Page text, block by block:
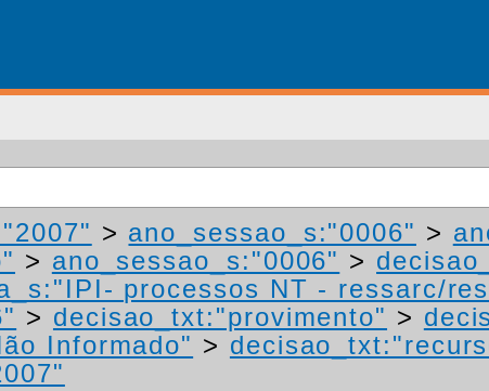
> ano_sessao_s:"0006" >
> ano_sessao_s:"0006" >
processos NT - ressarc/
> decisao_txt:"provimento" >
Informado" >